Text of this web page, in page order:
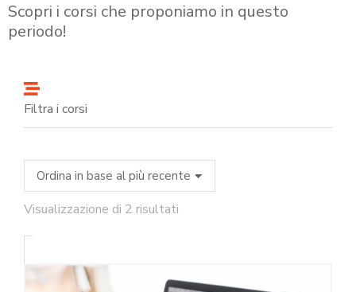
Scopri i corsi che proponiamo in questo
periodo!
Filtra i corsi
Visualizzazione di 2 risultati